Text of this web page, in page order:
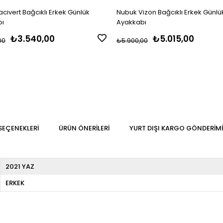
Bağcıklı Erkek Günlük
₺3.540,00
Nubuk Vizon Bağcıklı Erkek
Ayakkabı
₺5.015,00
₺5.900,00
ÜRÜN ÖNERILERI YURT DIŞI KARGO GÖNDERIMI
2021 YAZ
ERKEK